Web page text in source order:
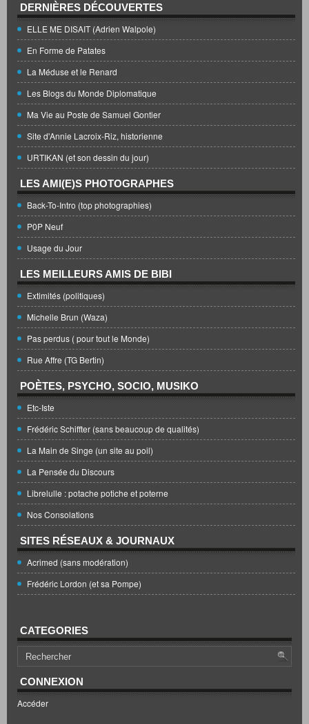
DERNIÈRES DÉCOUVERTES
ELLE ME DISAIT (Adrien Walpole)
En Forme de Patates
La Méduse et le Renard
Les Blogs du Monde Diplomatique
Ma Vie au Poste de Samuel Gontier
Site d'Annie Lacroix-Riz, historienne
URTIKAN (et son dessin du jour)
LES AMI(E)S PHOTOGRAPHES
Back-To-Intro (top photographies)
P0P Neuf
Usage du Jour
LES MEILLEURS AMIS DE BIBI
Extimités (politiques)
Michelle Brun (Waza)
Pas perdus ( pour tout le Monde)
Rue Affre (TG Bertin)
POÈTES, PSYCHO, SOCIO, MUSIKO
Etc-Iste
Frédéric Schiffter (sans beaucoup de qualités)
La Main de Singe (un site au poil)
La Pensée du Discours
Librelulle : potache potiche et poterne
Nos Consolations
SITES RÉSEAUX & JOURNAUX
Acrimed (sans modération)
Frédéric Lordon (et sa Pompe)
CATEGORIES
CONNEXION
Accéder